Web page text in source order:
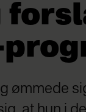
ømmede